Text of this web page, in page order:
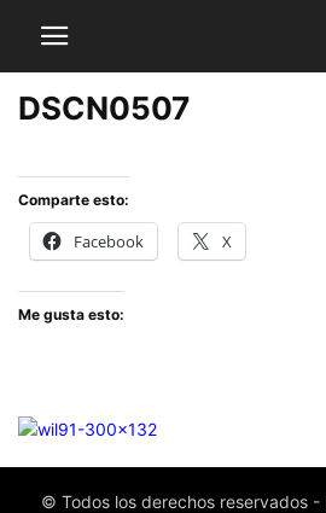
DSCN0507
Comparte esto:
Facebook X
Me gusta esto:
© Todos los derechos reservados -